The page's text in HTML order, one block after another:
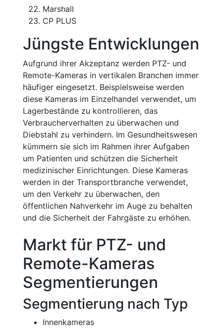
Marshall
CP PLUS
Jüngste Entwicklungen
Aufgrund ihrer Akzeptanz werden PTZ- und
Remote-Kameras in vertikalen Branchen immer
häufiger eingesetzt. Beispielsweise werden
diese Kameras im Einzelhandel verwendet, um
Lagerbestände zu kontrollieren, das
Verbraucherverhalten zu überwachen und
Diebstahl zu verhindern. Im Gesundheitswesen
kümmern sie sich im Rahmen ihrer Aufgaben
um Patienten und schützen die Sicherheit
medizinischer Einrichtungen. Diese Kameras
werden in der Transportbranche verwendet,
um den Verkehr zu überwachen, den
öffentlichen Nahverkehr im Auge zu behalten
und die Sicherheit der Fahrgäste zu erhöhen.
Markt für PTZ- und
Remote-Kameras
Segmentierungen
Segmentierung nach Typ
Innenkameras